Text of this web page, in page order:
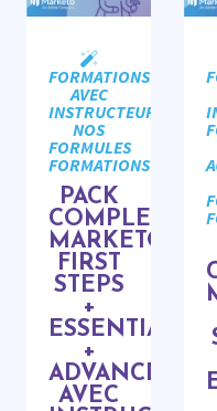
FORMATIONS
AVEC
INSTRUCTEUR,
NOS
FORMULES
FORMATIONS
PACK
COMPLET
MARKETO
FIRST
STEPS
+
ESSENTIALS
+
ADVANCED
AVEC